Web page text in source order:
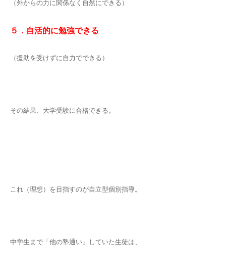
（外からの力に関係なく自然にできる）
５．自活的に勉強できる
（援助を受けずに自力でできる）
その結果、大学受験に合格できる。
これ（理想）を目指すのが自立型個別指導。
中学生まで「他の塾通い」していた生徒は、